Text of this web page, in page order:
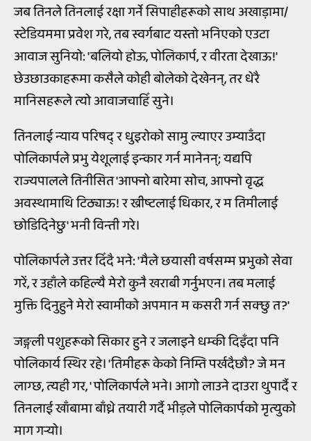
जब तिनले तिनलाई रक्षा गर्ने सिपाहीहरूको साथ अखाड़ामा/
स्टेडियममा प्रवेश गरे, तब स्वर्गबाट यस्तो भनिएको एउटा
आवाज सुनियो: 'बलियो होऊ, पोलिकार्प, र वीरता देखाऊ!'
छेउछाउकाहरूमा कसैले कोही बोलेको देखेनन्, तर धेरै
मानिसहरूले त्यो आवाजचाहिँ सुने।
तिनलाई न्याय परिषद् र धुइरोको सामु ल्याएर उम्याउँदा
पोलिकार्पले प्रभु येशूलाई इन्कार गर्न मानेनन्; यद्यपि
राज्यपालले तिनीसित 'आफ्नो बारेमा सोच, आफ्नो वृद्ध
अवस्थामाथि टिठ्याऊ! र ख्रीष्टलाई धिकार, र म तिमीलाई
छोडिदिनेछु' भनी विन्ती गरे।
पोलिकार्पले उत्तर दिँदै भने: 'मैले छयासी वर्षसम्म प्रभुको सेवा
गरें, र उहाँले कहिल्यै मेरो कुनै खराबी गर्नुभएन। तब मलाई
मुक्ति दिनुहुने मेरो स्वामीको अपमान म कसरी गर्न सक्छु त?'
जङ्गली पशुहरूको सिकार हुने र जलाइने धम्की दिइँदा पनि
पोलिकार्य स्थिर रहे। 'तिमीहरू केको निम्ति पर्खदैछौ? जे मन
लाग्छ, त्यही गर, ' पोलिकार्पले भने। आगो लाउने दाउरा थुपार्दै र
तिनलाई खाँबामा बाँध्ने तयारी गर्दै भीड़ले पोलिकार्पको मृत्युको
माग गर्‍यो।